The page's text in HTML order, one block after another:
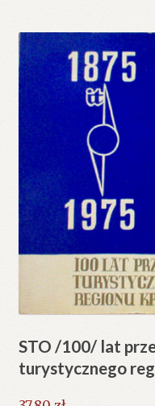
STO /100/ lat
turystycznego